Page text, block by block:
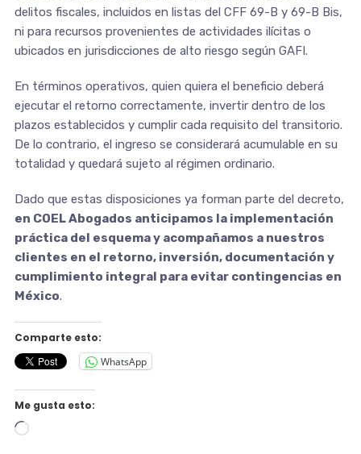
delitos fiscales, incluidos en listas del CFF 69-B y 69-B Bis,
ni para recursos provenientes de actividades ilícitas o
ubicados en jurisdicciones de alto riesgo según GAFI.
En términos operativos, quien quiera el beneficio deberá
ejecutar el retorno correctamente, invertir dentro de los
plazos establecidos y cumplir cada requisito del transitorio.
De lo contrario, el ingreso se considerará acumulable en su
totalidad y quedará sujeto al régimen ordinario.
Dado que estas disposiciones ya forman parte del decreto,
en COEL Abogados anticipamos la implementación
práctica del esquema y acompañamos a nuestros
clientes en el retorno, inversión, documentación y
cumplimiento integral para evitar contingencias en
México.
Comparte esto:
WhatsApp
Me gusta esto:
Cargando...